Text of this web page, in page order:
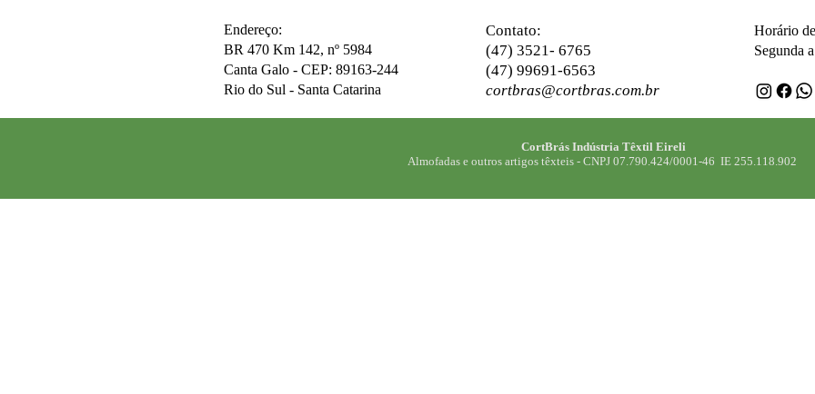
Endereço:
BR 470 Km 142, nº 5984
Canta Galo - CEP: 89163-244
Rio do Sul - Santa Catarina
Contato:
(47) 3521- 6765
(47) 99691-6563
cortbras@cortbras.com.br
Horário
Segunda
CortBrás Indústria Têxtil Eireli
Almofadas e outros artigos têxteis - CNPJ 07.790.424/0001-46 IE 255.118.902